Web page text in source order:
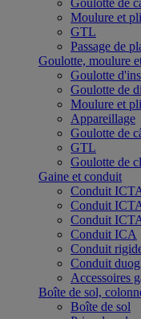
Goulotte de
Moulure et
GTL
Passage de
Goulotte, moulure
Goulotte
Goulotte de
Moulure et
Appareillage
Goulotte de
GTL
Goulotte de
Gaine et conduit
Conduit
Conduit
Conduit
Conduit ICA
Conduit
Conduit
Accessoires
Boîte de sol,
Boîte de sol